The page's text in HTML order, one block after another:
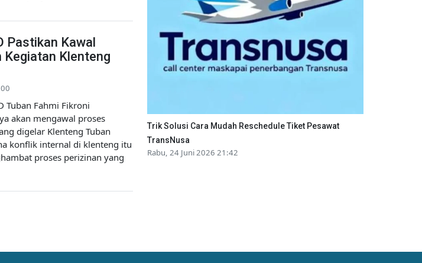
Pastikan Kawal
Kegiatan Klenteng
Tuban Fahmi Fikroni
akan mengawal proses
digelar Klenteng Tuban
konflik internal di klenteng itu
proses perizinan yang
Trik Solusi Cara Mudah Reschedule Tiket Pesawat
TransNusa
Rabu, 24 Juni 2026 21:42